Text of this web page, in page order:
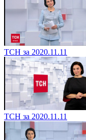
ТСН за 2020.11.11
ТСН за 2020.11.11